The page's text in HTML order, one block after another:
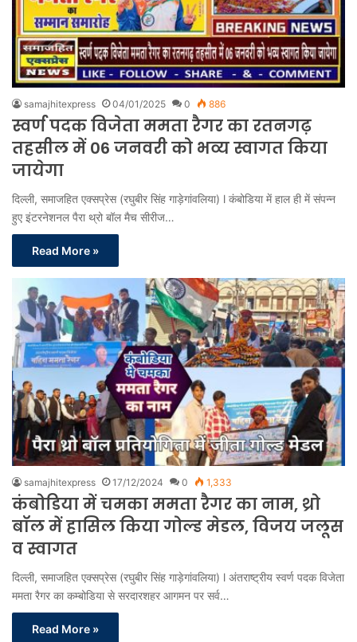
samajhitexpress 04/01/2025 0 886
स्वर्ण पदक विजेता ममता रैगर का रतनगढ़
तहसील में 06 जनवरी को भव्य स्वागत किया
जायेगा
दिल्ली, समाजहित एक्सप्रेस (रघुबीर सिंह गाड़ेगांवलिया) l कंबोडिया में हाल ही में संपन्न
हुए इंटरनेशनल पैरा थ्रो बॉल मैच सीरीज…
Read More »
samajhitexpress 17/12/2024 0 1,333
कंबोडिया में चमका ममता रैगर का नाम, थ्रो
बॉल में हासिल किया गोल्ड मेडल, विजय जलूस
व स्वागत
दिल्ली, समाजहित एक्सप्रेस (रघुबीर सिंह गाड़ेगांवलिया) l अंतराष्ट्रीय स्वर्ण पदक विजेता
ममता रैगर का कम्बोडिया से सरदारशहर आगमन पर सर्व…
Read More »